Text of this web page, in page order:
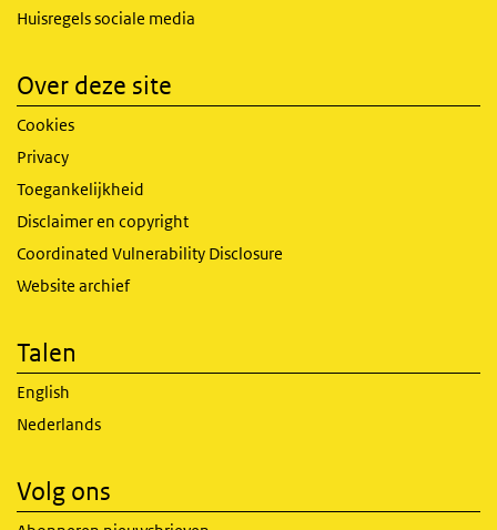
Huisregels sociale media
Over deze site
Cookies
Privacy
Toegankelijkheid
Disclaimer en copyright
Coordinated Vulnerability Disclosure
Website archief
Talen
English
Nederlands
Volg ons